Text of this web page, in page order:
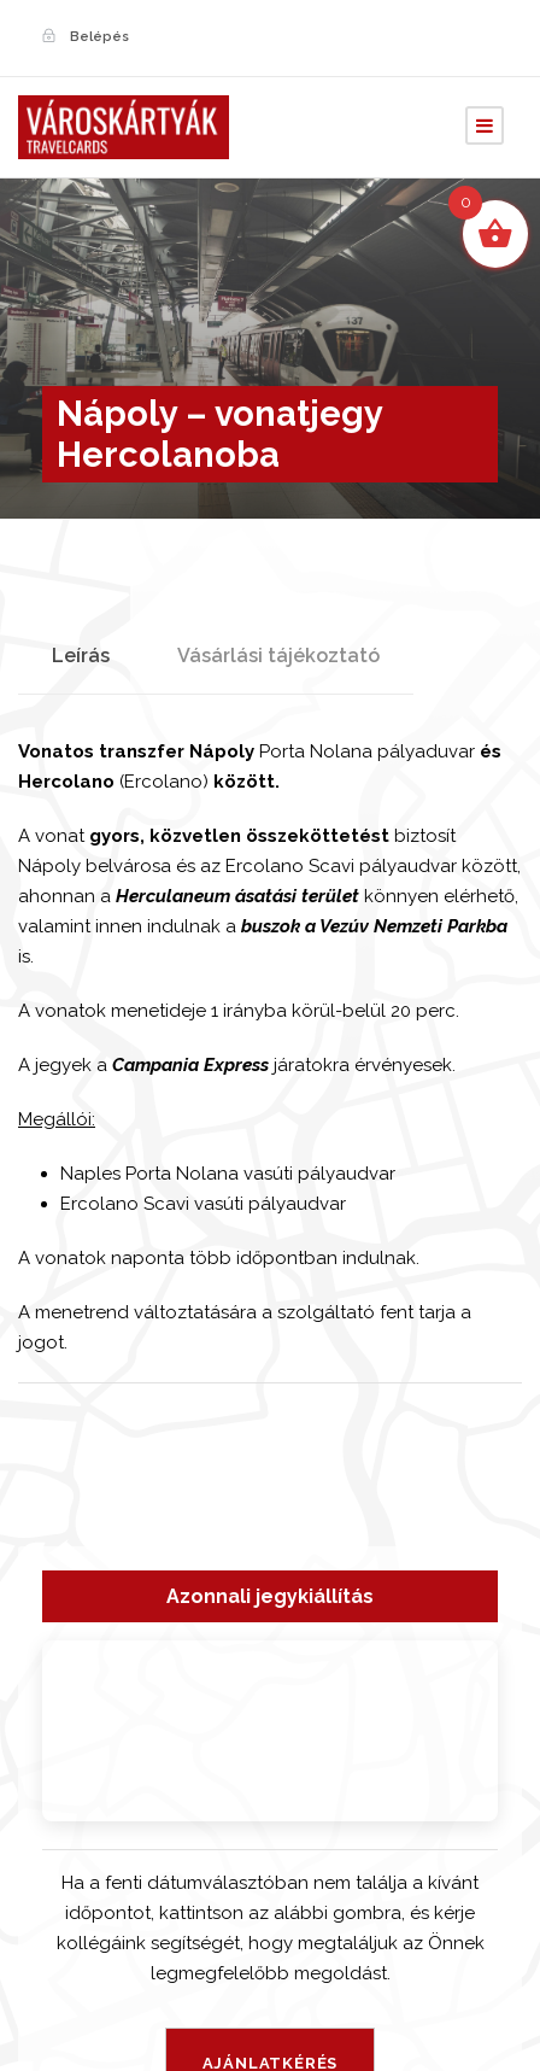
Belépés
Nápoly – vonatjegy
Hercolanoba
Azonnali jegykiállítás
Ha a fenti dátumválasztóban nem találja a kívánt
időpontot, kattintson az alábbi gombra, és kérje
kollégáink segítségét, hogy megtaláljuk az Önnek
legmegfelelőbb megoldást.
Leírás Vásárlási tájékoztató
Vonatos transzfer Nápoly Porta Nolana pályaduvar és
Hercolano (Ercolano) között.
A vonat gyors, közvetlen összeköttetést biztosít
Nápoly belvárosa és az Ercolano Scavi pályaudvar között,
ahonnan a Herculaneum ásatási terület könnyen elérhető,
valamint innen indulnak a buszok a Vezúv Nemzeti Parkba
is.
A vonatok menetideje 1 irányba körül-belül 20 perc.
A jegyek a Campania Express járatokra érvényesek.
Megállói:
Naples Porta Nolana vasúti pályaudvar
Ercolano Scavi vasúti pályaudvar
A vonatok naponta több időpontban indulnak.
A menetrend változtatására a szolgáltató fent tarja a
jogot.
0